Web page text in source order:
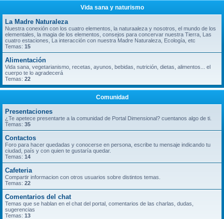
Vida sana y naturismo
La Madre Naturaleza
Nuestra conexión con los cuatro elementos, la naturaaleza y nosotros, el mundo de los
elementales, la magia de los elementos, consejos para concervar nuestra Tierra, Las
cuatro estaciones, La interacción con nuestra Madre Naturaleza, Ecología, etc
Temas: 15
Alimentación
Vida sana, vegetarianismo, recetas, ayunos, bebidas, nutrición, dietas, alimentos... el
cuerpo te lo agradecerá
Temas: 22
Comunidad
Presentaciones
¿Te apetece presentarte a la comunidad de Portal Dimensional? cuentanos algo de ti.
Temas: 35
Contactos
Foro para hacer quedadas y conocerse en persona, escribe tu mensaje indicando tu
ciudad, país y con quien te gustaría quedar.
Temas: 14
Cafeteria
Compartir informacion con otros usuarios sobre distintos temas.
Temas: 22
Comentarios del chat
Temas que se hablan en el chat del portal, comentarios de las charlas, dudas,
sugerencias
Temas: 13